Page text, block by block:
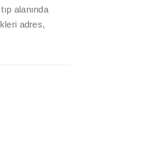
alanında
adres,